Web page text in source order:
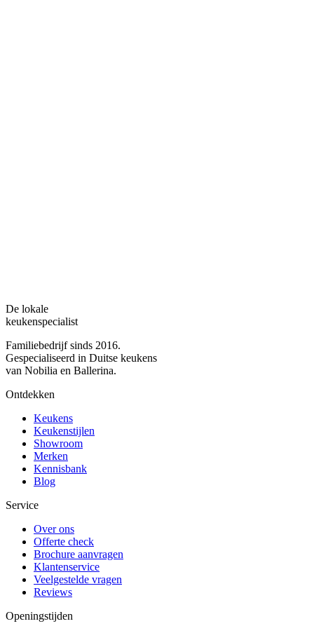
De lokale
keukenspecialist
Familiebedrijf sinds 2016.
Gespecialiseerd in Duitse keukens
van Nobilia en Ballerina.
Ontdekken
Keukens
Keukenstijlen
Showroom
Merken
Kennisbank
Blog
Service
Over ons
Offerte check
Brochure aanvragen
Klantenservice
Veelgestelde vragen
Reviews
Openingstijden